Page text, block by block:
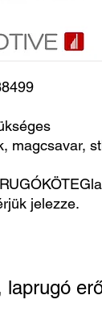
magcsavar,
jelezze.